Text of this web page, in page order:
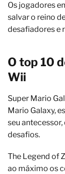
Os jogadores
salvar o reino
desafiadores e
O top 10
Wii
Super Mario
Mario Galaxy,
seu
desafios.
The Legend of
ao máximo os